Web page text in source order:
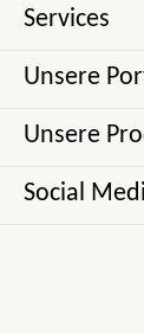
Services
Unsere
Unsere
Social